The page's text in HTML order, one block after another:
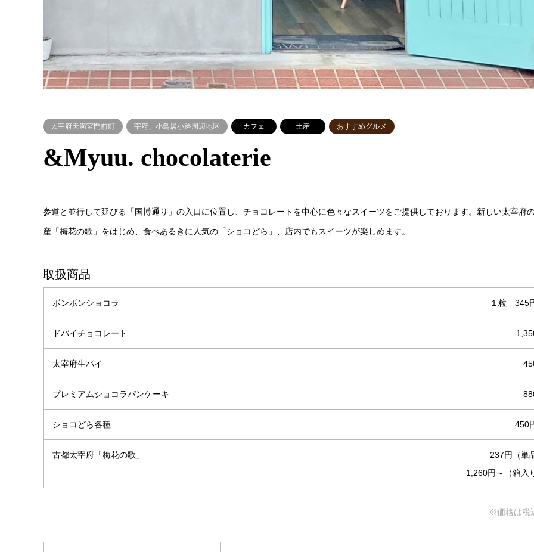
太宰府天満宮門前町 宰府、小鳥居小路周辺地区 カフェ 土産 おすすめグルメ
&Myuu. chocolaterie
参道と並行して延びる「国博通り」の入口に位置し、チョコレートを中心に色々なスイーツをご提供しております。新しい太宰府
産「梅花の歌」をはじめ、食べあるきに人気の「ショコどら」、店内でもスイーツが楽しめます。
取扱商品
ボンボンショコラ １粒 345
ドバイチョコレート
太宰府生パイ
プレミアムショコラパンケーキ
ショコどら各種 450
古都太宰府「梅花の歌」
237円（単
1,260円～（箱入
※価格は税